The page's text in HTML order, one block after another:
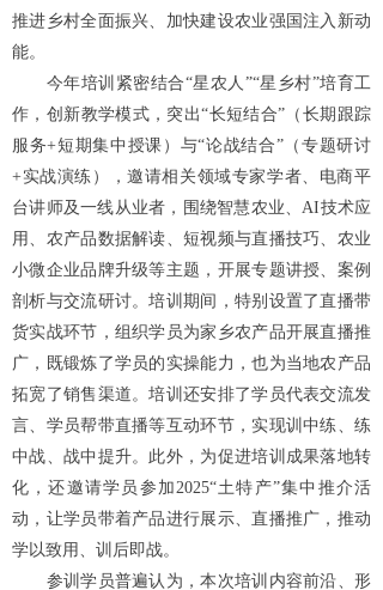
推进乡村全面振兴、加快建设农业强国注入新动
能。
今年培训紧密结合“星农人”“星乡村”培育工
作，创新教学模式，突出“长短结合”（长期跟踪
服务+短期集中授课）与“论战结合”（专题研讨
+实战演练），邀请相关领域专家学者、电商平
台讲师及一线从业者，围绕智慧农业、AI技术应
用、农产品数据解读、短视频与直播技巧、农业
小微企业品牌升级等主题，开展专题讲授、案例
剖析与交流研讨。培训期间，特别设置了直播带
货实战环节，组织学员为家乡农产品开展直播推
广，既锻炼了学员的实操能力，也为当地农产品
拓宽了销售渠道。培训还安排了学员代表交流发
言、学员帮带直播等互动环节，实现训中练、练
中战、战中提升。此外，为促进培训成果落地转
化，还邀请学员参加2025“土特产”集中推介活
动，让学员带着产品进行展示、直播推广，推动
学以致用、训后即战。
参训学员普遍认为，本次培训内容前沿、形